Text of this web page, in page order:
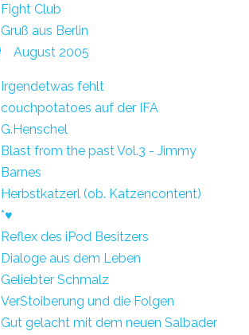
Fight Club
Gruß aus Berlin
August 2005
Irgendetwas fehlt
couchpotatoes auf der IFA
G.Henschel
Blast from the past Vol.3 - Jimmy
Barnes
Herbstkatzerl (ob. Katzencontent)
*♥
Reflex des iPod Besitzers
Dialoge aus dem Leben
Geliebter Schmalz
VerStoiberung und die Folgen
Gut gelacht mit dem neuen Salbader